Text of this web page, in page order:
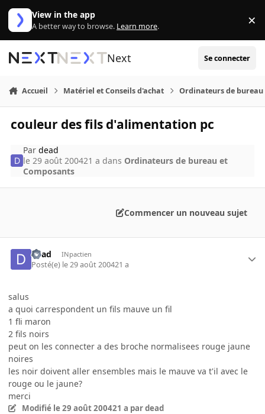
Aller au contenu
View in the app
A better way to browse. Learn more. ×
Next Se connecter
Accueil Matériel et Conseils d'achat Ordinateurs de bureau
couleur des fils d'alimentation pc
Pardead
le 29 août 200421 a dans Ordinateurs de bureau et
Composants
Commencer un nouveau sujet
dead INpactien
Posté(e) le 29 août 200421 a
salus
a quoi carrespondent un fils mauve un fil
1 fli maron
2 fils noirs
peut on les connecter a des broche normalisees rouge jaune
noires
les noir doivent aller ensembles mais le mauve va t'il avec le
rouge ou le jaune?
merci
Modifié le 29 août 200421 a par dead